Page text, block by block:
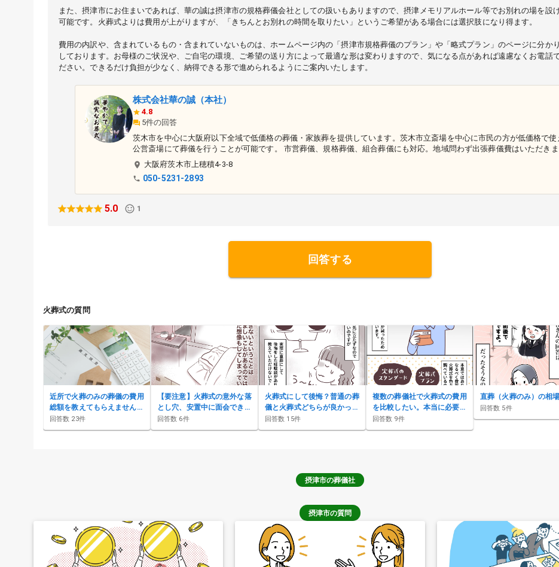
また、摂津市にお住まいであれば、華の誠は摂津市の規格葬儀会社としての扱いもありますので、摂津メモリアルホール等でお別れの場を設
可能です。火葬式よりは費用が上がりますが、「きちんとお別れの時間を取りたい」というご希望がある場合には選択肢になり得ます。
費用の内訳や、含まれているもの・含まれていないものは、ホームページ内の「摂津市規格葬儀のプラン」や「略式プラン」のページに分か
しております。お母様のご状況や、ご自宅の環境、ご希望の送り方によって最適な形は変わりますので、気になる点があれば遠慮なくお電話
ださい。できるだけ負担が少なく、納得できる形で進められるようにご案内いたします。
株式会社華の誠（本社）
4.8
5件の回答
茨木市を中心に大阪府以下全域で低価格の葬儀・家族葬を提供しています。茨木市立斎場を中心に市民の方が低価格で使
公営斎場にて葬儀を行うことが可能です。 市営葬儀、規格葬儀、組合葬儀にも対応。地域問わず出張葬儀費はいただきま
。
大阪府茨木市上穂積4-3-8
050-5231-2893
5.0 1
回答する
火葬式の質問
近所で火葬のみの葬儀の費用
総額を教えてもらえません
か？
回答数 23件
【要注意】火葬式の意外な落
とし穴、安置中に面会できな
い葬儀社
回答数 6件
火葬式にして後悔？普通の葬
儀と火葬式どちらが良かっ
た？
回答数 15件
複数の葬儀社で火葬式の費用
を比較したい。本当に必要な
項目は？
回答数 9件
直葬（火葬のみ）の相
回答数 5件
摂津市の葬儀社
摂津市の質問